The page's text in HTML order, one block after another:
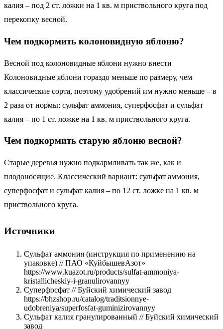
калия – под 2 ст. ложки на 1 кв. м приствольного круга под
перекопку весной.
Чем подкормить колоновидную яблоню?
Весной под колоновидные яблони нужно внести
Колоновидные яблони гораздо меньше по размеру, чем
классические сорта, поэтому удобрений им нужно меньше – в
2 раза от нормы: сульфат аммония, суперфосфат и сульфат
калия – по 1 ст. ложке на 1 кв. м приствольного круга.
Чем подкормить старую яблоню весной?
Старые деревья нужно подкармливать так же, как и
плодоносящие. Классический вариант: сульфат аммония,
суперфосфат и сульфат калия – по 12 ст. ложке на 1 кв. м
приствольного круга.
Источники
Сульфат аммония (инструкция по применению на
упаковке) // ПАО «КуйбышевАзот»
https://www.kuazot.ru/products/sulfat-ammoniya-
kristallicheskiy-i-granulirovannyy
Суперфосфат // Буйский химический завод
https://bhzshop.ru/catalog/traditsionnye-
udobreniya/superfosfat-guminizirovannyy
Сульфат калия гранулированный // Буйский химический
завод